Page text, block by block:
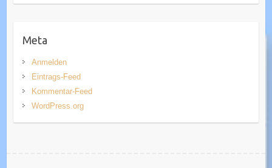
Meta
Anmelden
Eintrags-Feed
Kommentar-Feed
WordPress.org